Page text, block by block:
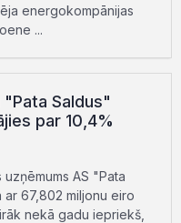
energokompānijas
...
Saldus"
par 10,4%
uzņēmums AS "Pata
67,802 miljonu eiro
nekā gadu iepriekš,